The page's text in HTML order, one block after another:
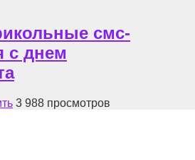
смс-
с днем
3 988 просмотров